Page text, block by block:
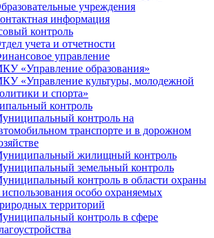
учреждения
информация
контроль
учета и отчетности
управление
«Управление образования»
«Управление культуры, молодежной
и спорта»
контроль
контроль на
транспорте и в дорожном
жилищный контроль
земельный контроль
контроль в области охраны
особо охраняемых
территорий
контроль в сфере